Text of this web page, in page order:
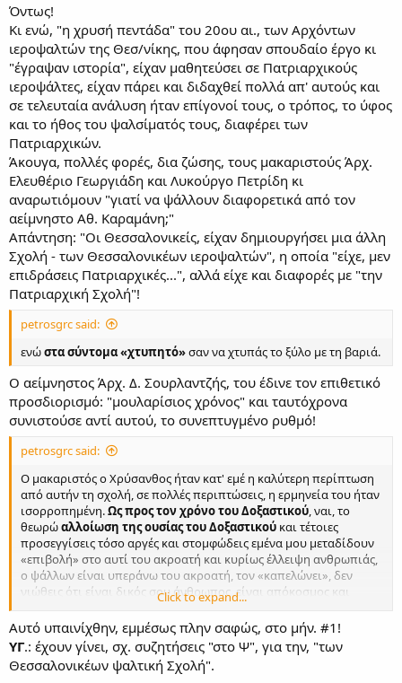
Όντως!
Κι ενώ, "η χρυσή πεντάδα" του 20ου αι., των Αρχόντων
ιεροψαλτών της Θεσ/νίκης, που άφησαν σπουδαίο έργο κι
"έγραψαν ιστορία", είχαν μαθητεύσει σε Πατριαρχικούς
ιεροψάλτες, είχαν πάρει και διδαχθεί πολλά απ' αυτούς και
σε τελευταία ανάλυση ήταν επίγονοί τους, ο τρόπος, το ύφος
και το ήθος του ψαλσίματός τους, διαφέρει των
Πατριαρχικών.
Άκουγα, πολλές φορές, δια ζώσης, τους μακαριστούς Άρχ.
Ελευθέριο Γεωργιάδη και Λυκούργο Πετρίδη κι
αναρωτιόμουν "γιατί να ψάλλουν διαφορετικά από τον
αείμνηστο Αθ. Καραμάνη;"
Απάντηση: "Οι Θεσσαλονικείς, είχαν δημιουργήσει μια άλλη
Σχολή - των Θεσσαλονικέων ιεροψαλτών", η οποία "είχε, μεν
επιδράσεις Πατριαρχικές...", αλλά είχε και διαφορές με "την
Πατριαρχική Σχολή"!
petrosgrc said:
ενώστα σύντομα «χτυπητό»σαν να χτυπάς το ξύλο με τη βαριά.
Ο αείμνηστος Άρχ. Δ. Σουρλαντζής, του έδινε τον επιθετικό
προσδιορισμό: "μουλαρίσιος χρόνος" και ταυτόχρονα
συνιστούσε αντί αυτού, το συνεπτυγμένο ρυθμό!
petrosgrc said:
Ο μακαριστός ο Χρύσανθος ήταν κατ' εμέ η καλύτερη περίπτωση
από αυτήν τη σχολή, σε πολλές περιπτώσεις, η ερμηνεία του ήταν
ισορροπημένη.Ως προς τον χρόνο του Δοξαστικού, ναι, το
θεωρώαλλοίωση της ουσίας του Δοξαστικού και τέτοιες
προσεγγίσεις τόσο αργές και στομφώδεις εμένα μου μεταδίδουν
«επιβολή» στο αυτί του ακροατή και κυρίως έλλειψη ανθρωπιάς,
ο ψάλλων είναι υπεράνω του ακροατή, τον «καπελώνει», δεν
νιώθεις ότι είναι δικός σου άνθρωπος, είναι απόκοσμος και
απόμακρος. Δεν με εκφράζει τέτοια προσέγγιση, αν και
αναγνωρίζω ότι σε πολλούς αρέσει.
Click to expand...
Αυτό υπαινίχθην, εμμέσως πλην σαφώς, στο μήν. #1!
ΥΓ.: έχουν γίνει, σχ. συζητήσεις "στο Ψ", για την, "των
Θεσσαλονικέων ψαλτική Σχολή".